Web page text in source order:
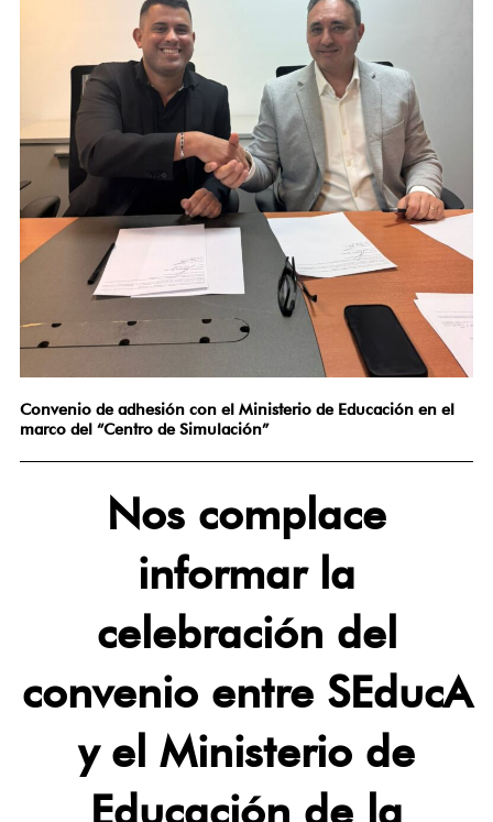
Convenio de adhesión con el Ministerio de Educación en el
marco del “Centro de Simulación”
Nos complace
informar la
celebración del
convenio entre SEducA
y el Ministerio de
Educación de la